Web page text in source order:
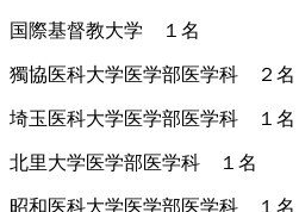
国際基督教大学 １名
獨協医科大学医学部医学科 ２名
埼玉医科大学医学部医学科 １名
北里大学医学部医学科 １名
昭和医科大学医学部医学科 １名